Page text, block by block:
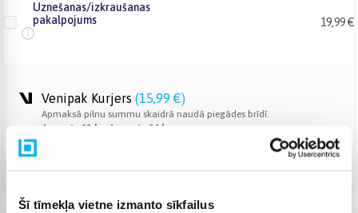
Šī tīmekļa vietne izmanto sīkfailus
Uznešanas/izkraušanas
pakalpojums
19,99 €
Venipak Kurjers (15,99 €)
Apmaksā pilnu summu skaidrā naudā piegādes brīdī.
Augusts 12d. - Augusts 14d.